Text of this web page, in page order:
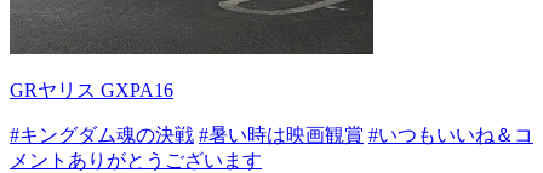
GRヤリス GXPA16
#キングダム魂の決戦 #暑い時は映画観賞 #いつもいいね＆コ
メントありがとうございます